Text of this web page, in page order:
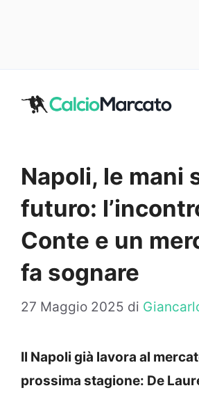
Napoli, le mani
futuro:
Conte e un
fa sognare
27 Maggio 2025 di
Il Napoli già lavora al
prossima stagione: De